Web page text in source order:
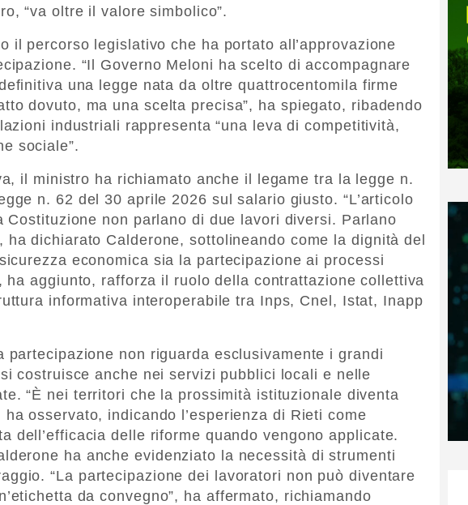
“va oltre il valore simbolico”.
il percorso legislativo che ha portato all’approvazione
“Il Governo Meloni ha scelto di accompagnare
una legge nata da oltre quattrocentomila firme
dovuto, ma una scelta precisa”, ha spiegato, ribadendo
industriali rappresenta “una leva di competitività,
sociale”.
il ministro ha richiamato anche il legame tra la legge n.
n. 62 del 30 aprile 2026 sul salario giusto. “L’articolo
Costituzione non parlano di due lavori diversi. Parlano
ha dichiarato Calderone, sottolineando come la dignità del
economica sia la partecipazione ai processi
ha aggiunto, rafforza il ruolo della contrattazione collettiva
informativa interoperabile tra Inps, Cnel, Istat, Inapp
partecipazione non riguarda esclusivamente i grandi
costruisce anche nei servizi pubblici locali e nelle
“È nei territori che la prossimità istituzionale diventa
ha osservato, indicando l’esperienza di Rieti come
dell’efficacia delle riforme quando vengono applicate.
ha anche evidenziato la necessità di strumenti
“La partecipazione dei lavoratori non può diventare
da convegno”, ha affermato, richiamando